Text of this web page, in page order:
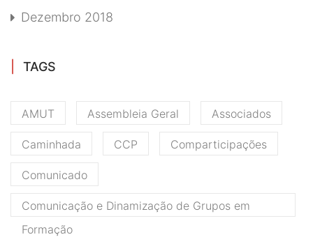
Dezembro 2018
TAGS
AMUT Assembleia Geral Associados
Caminhada CCP Comparticipações
Comunicado
Comunicação e Dinamização de Grupos em
Formação